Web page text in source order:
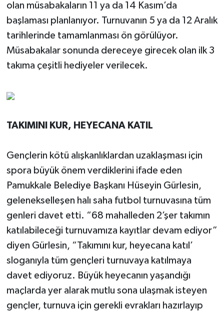
olan müsabakaların 11 ya da 14 Kasım’da
başlaması planlanıyor. Turnuvanın 5 ya da 12 Aralık
tarihlerinde tamamlanması ön görülüyor.
Müsabakalar sonunda dereceye girecek olan ilk 3
takıma çeşitli hediyeler verilecek.
TAKIMINI KUR, HEYECANA KATIL
Gençlerin kötü alışkanlıklardan uzaklaşması için
spora büyük önem verdiklerini ifade eden
Pamukkale Belediye Başkanı Hüseyin Gürlesin,
gelenekselleşen halı saha futbol turnuvasına tüm
genleri davet etti. “68 mahalleden 2’şer takımın
katılabileceği turnuvamıza kayıtlar devam ediyor”
diyen Gürlesin, “Takımını kur, heyecana katıl’
sloganıyla tüm gençleri turnuvaya katılmaya
davet ediyoruz. Büyük heyecanın yaşandığı
maçlarda yer alarak mutlu sona ulaşmak isteyen
gençler, turnuva için gerekli evrakları hazırlayıp